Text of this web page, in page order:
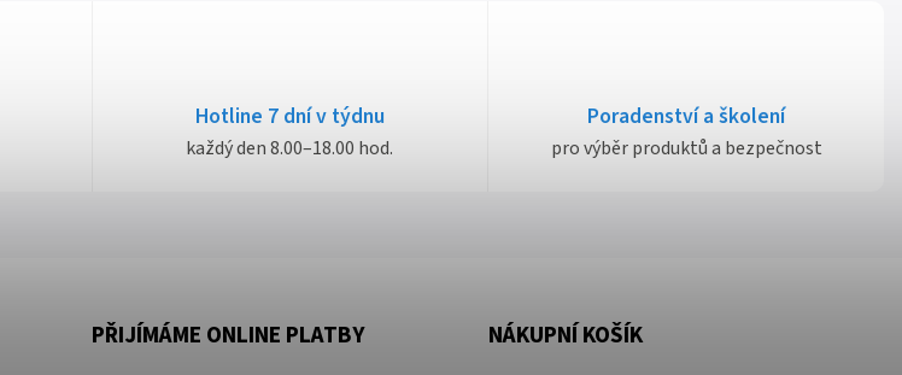
Hotline 7 dní v týdnu
každý den 8.00–18.00 hod.
Poradenství a školení
pro výběr produktů a bezpečnost
PŘIJÍMÁME ONLINE PLATBY NÁKUPNÍ KOŠÍK